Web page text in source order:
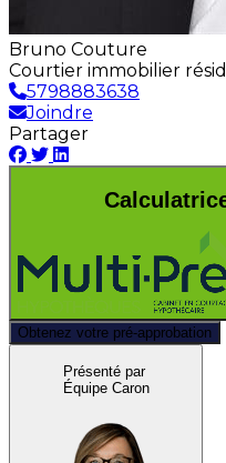
Bruno Couture
Courtier immobilier
5798883638
Joindre
Partager
Obtenez votre pré-approbation
Présenté par
Équipe Caron